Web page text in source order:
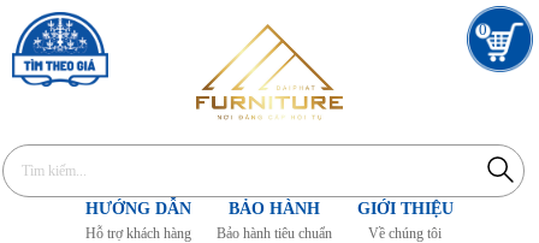
0
HƯỚNG DẪN
Hỗ trợ khách hàng
BẢO HÀNH
Bảo hành tiêu chuẩn
GIỚI THIỆU
Về chúng tôi